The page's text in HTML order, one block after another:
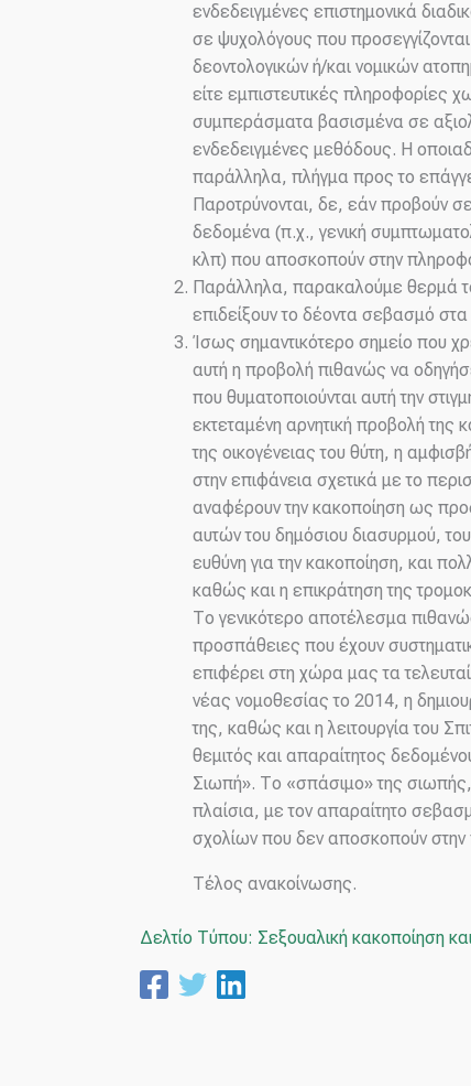
ενδεδειγμένες επιστημονικά
σε ψυχολόγους που
δεοντολογικών ή/και νομικών
είτε εμπιστευτικές πληροφορίες
συμπεράσματα βασισμένα σε
ενδεδειγμένες μεθόδους. Η
παράλληλα, πλήγμα προς το
Παροτρύνονται, δε, εάν προβούν
δεδομένα (π.χ., γενική
κλπ) που αποσκοπούν στην
Παράλληλα, παρακαλούμε θερμά
επιδείξουν το δέοντα σεβασμό
Ίσως σημαντικότερο σημείο που
αυτή η προβολή πιθανώς να
που θυματοποιούνται αυτή την
εκτεταμένη αρνητική προβολή της
της οικογένειας του θύτη, η
στην επιφάνεια σχετικά με το
αναφέρουν την κακοποίηση ως
αυτών του δημόσιου διασυρμού,
ευθύνη για την κακοποίηση, και
καθώς και η επικράτηση της
Το γενικότερο αποτέλεσμα
προσπάθειες που έχουν
επιφέρει στη χώρα μας τα
νέας νομοθεσίας το 2014, η
της, καθώς και η λειτουργία του
θεμιτός και απαραίτητος
Σιωπή». Το «σπάσιμο» της σιωπής,
πλαίσια, με τον απαραίτητο
σχολίων που δεν αποσκοπούν
Τέλος ανακοίνωσης.
Δελτίο Τύπου: Σεξουαλική κακοποίηση